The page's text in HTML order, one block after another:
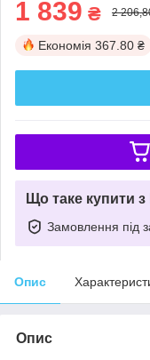
1 839 ₴ 2
Економія 367.80 ₴
Що таке купити
Замовлення під
Опис
Опис